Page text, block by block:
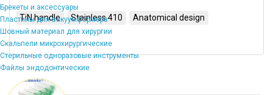
Брекеты и аксессуары
Пластины для вакуумформера
Шовный материал для хирургии
Скальпели микрохирургические
Стерильные одноразовые инструменты
Файлы эндодонтические
TiN handle Stainless 410 Anatomical design